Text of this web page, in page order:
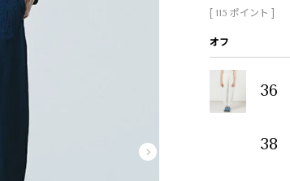
[ 115 ポイント ]
オフ
36
38